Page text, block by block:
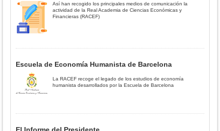
Así han recogido los principales medios de comunicación la
actividad de la Real Academia de Ciencias Económicas y
Financieras (RACEF)
Escuela de Economía Humanista de Barcelona
La RACEF recoge el legado de los estudios de economía
humanista desarrollados por la Escuela de Barcelona